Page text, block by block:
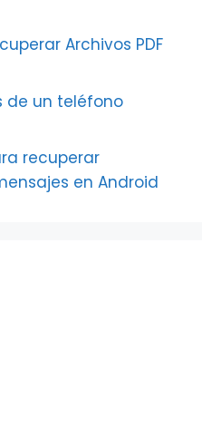
Archivos PDF
de un teléfono
recuperar
en Android